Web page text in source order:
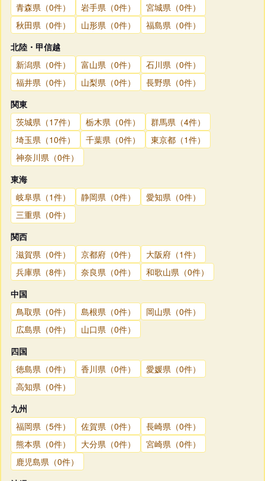
青森県（0件）
岩手県（0件）
宮城県（0件）
秋田県（0件）
山形県（0件）
福島県（0件）
北陸・甲信越
新潟県（0件）
富山県（0件）
石川県（0件）
福井県（0件）
山梨県（0件）
長野県（0件）
関東
茨城県（17件）
栃木県（0件）
群馬県（4件）
埼玉県（10件）
千葉県（0件）
東京都（1件）
神奈川県（0件）
東海
岐阜県（1件）
静岡県（0件）
愛知県（0件）
三重県（0件）
関西
滋賀県（0件）
京都府（0件）
大阪府（1件）
兵庫県（8件）
奈良県（0件）
和歌山県（0件）
中国
鳥取県（0件）
島根県（0件）
岡山県（0件）
広島県（0件）
山口県（0件）
四国
徳島県（0件）
香川県（0件）
愛媛県（0件）
高知県（0件）
九州
福岡県（5件）
佐賀県（0件）
長崎県（0件）
熊本県（0件）
大分県（0件）
宮崎県（0件）
鹿児島県（0件）